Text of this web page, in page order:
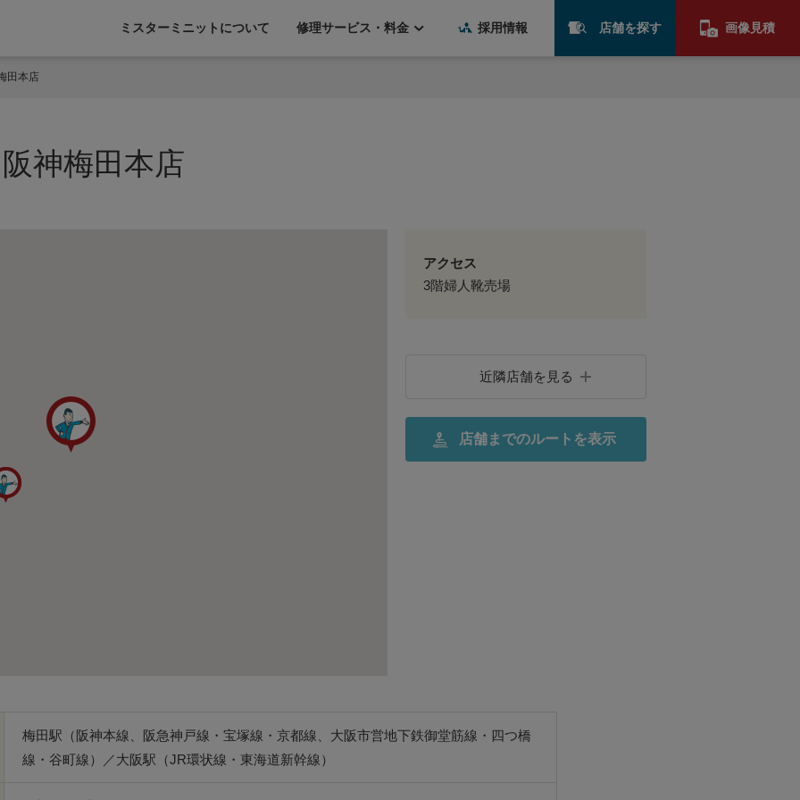
ミスターミニットについて 修理サービス・料金 採用情報 店舗を探す 画像見積
田本店
神梅田本店
アクセス
3階婦人靴売場
近隣店舗を見る
店舗までのルートを表示
梅田駅（阪神本線、阪急神戸線・宝塚線・京都線、大阪市営地下鉄御堂筋線・四つ橋
線・谷町線）／大阪駅（JR環状線・東海道新幹線）